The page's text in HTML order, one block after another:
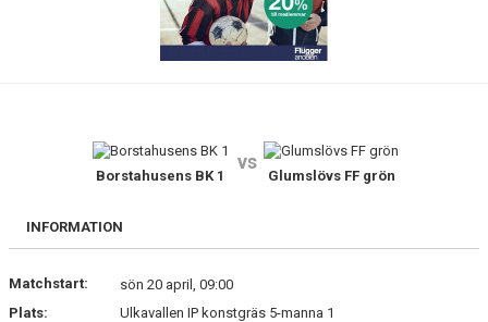
MATCHER
Borstahusens BK 1
vs
Glumslövs FF grön
INFORMATION
Matchstart:
sön 20 april, 09:00
Plats:
Ulkavallen IP konstgräs 5-manna 1